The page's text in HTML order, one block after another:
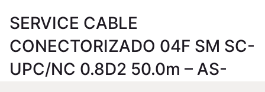
SERVICE CABLE
CONECTORIZADO 04F SM SC-
UPC/NC 0.8D2 50.0m – AS-